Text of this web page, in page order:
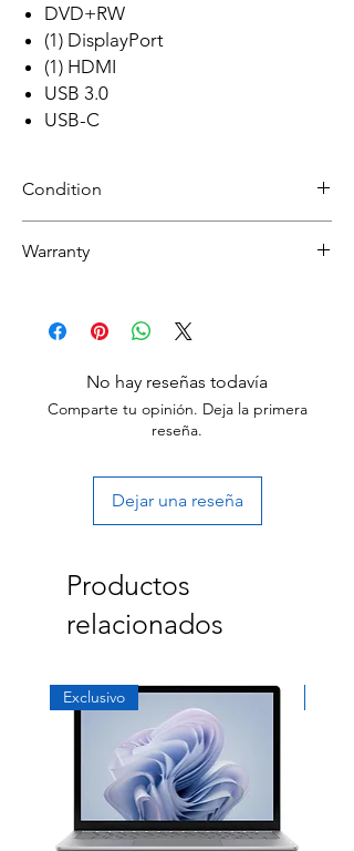
DVD+RW
(1) DisplayPort
(1) HDMI
USB 3.0
USB-C
Condition
Grade A :Item will have overall excellent to
others may have light scratches or other
Warranty
Start the return process within 30 days of
No hay reseñas todavía
Comparte tu opinión. Deja la primera
reseña.
Dejar una reseña
Productos
relacionados
Exclusivo